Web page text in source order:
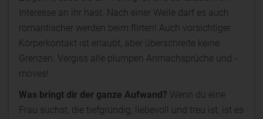
Interesse an ihr hast. Nach einer Weile darf es auch
romantischer werden beim flirten! Auch vorsichtiger
Körperkontakt ist erlaubt, aber überschreite keine
Grenzen. Vergiss alle plumpen Anmachsprüche und -
moves!
Was bringt dir der ganze Aufwand? Wenn du eine
Frau suchst, die tiefgründig, liebevoll und treu ist, ist es